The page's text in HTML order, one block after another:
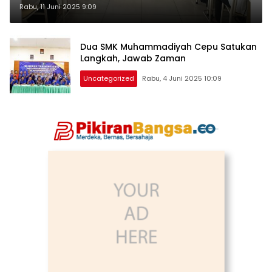
Speaking Berbasis AI
Rabu, 11 Juni 2025 9:09
Dua SMK Muhammadiyah Cepu Satukan
Langkah, Jawab Zaman
Uncategorized Rabu, 4 Juni 2025 10:09